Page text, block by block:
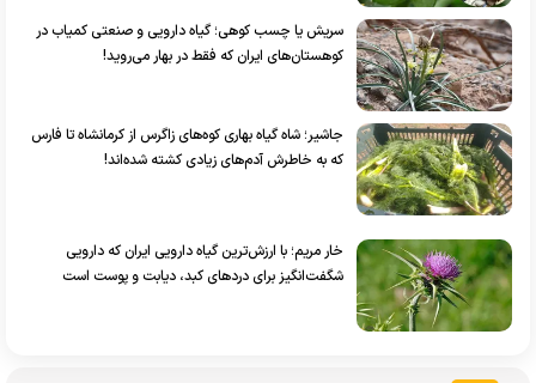
سریش یا چسب کوهی؛ گیاه دارویی و صنعتی کمیاب در
کوهستان‌های ایران که فقط در بهار می‌روید!
جاشیر؛ شاه گیاه بهاری کوه‌های زاگرس از کرمانشاه تا فارس
که به خاطرش آدم‌های زیادی کشته شده‌اند!
خار مریم؛ با ارزش‌ترین گیاه دارویی ایران که دارویی
شگفت‌انگیز برای دردهای کبد، دیابت و پوست است